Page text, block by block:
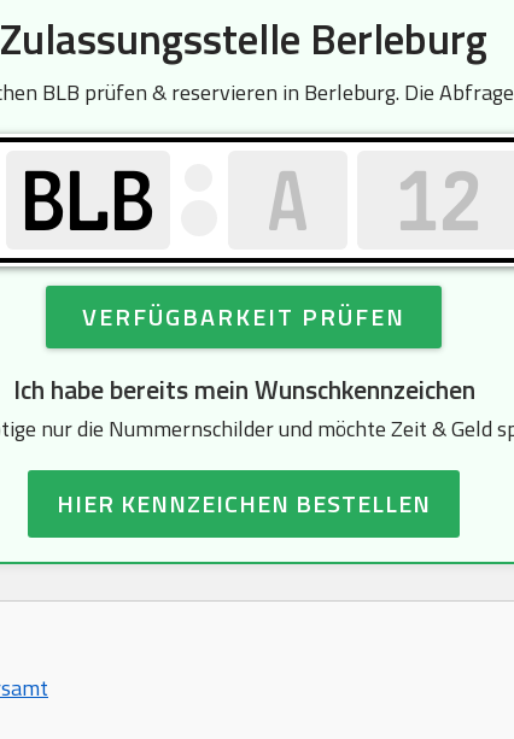
Zulassungsstelle Berleburg
BLB prüfen & reservieren in Berleburg. Die
VERFÜGBARKEIT PRÜFEN
Ich habe bereits mein Wunschkennzeichen
nur die Nummernschilder und möchte Zeit & Geld
HIER KENNZEICHEN BESTELLEN